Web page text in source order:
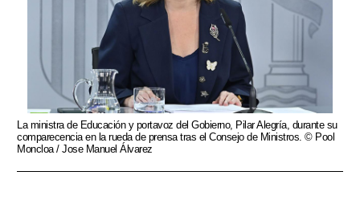
La ministra de Educación y portavoz del Gobierno, Pilar Alegría, durante su
comparecencia en la rueda de prensa tras el Consejo de Ministros. © Pool
Moncloa / Jose Manuel Álvarez